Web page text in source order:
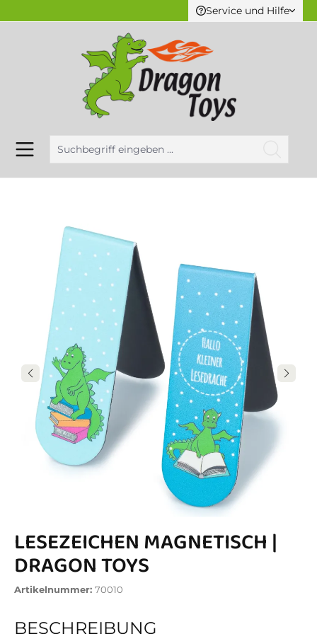
Service und Hilfe
LESEZEICHEN MAGNETISCH |
DRAGON TOYS
Artikelnummer: 70010
BESCHREIBUNG